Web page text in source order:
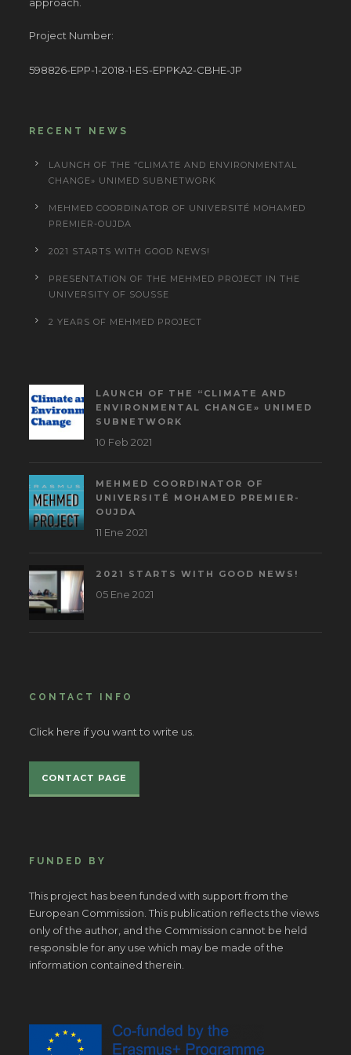
Project Number:
598826-EPP-1-2018-1-ES-EPPKA2-CBHE-JP
RECENT NEWS
LAUNCH OF THE “CLIMATE AND ENVIRONMENTAL
CHANGE» UNIMED SUBNETWORK
MEHMED COORDINATOR OF UNIVERSITÉ MOHAMED
PREMIER-OUJDA
2021 STARTS WITH GOOD NEWS!
PRESENTATION OF THE MEHMED PROJECT IN THE
UNIVERSITY OF SOUSSE
2 YEARS OF MEHMED PROJECT
LAUNCH OF THE “CLIMATE AND
ENVIRONMENTAL CHANGE» UNIMED
SUBNETWORK
10 Feb 2021
MEHMED COORDINATOR OF
UNIVERSITÉ MOHAMED PREMIER-
OUJDA
11 Ene 2021
2021 STARTS WITH GOOD NEWS!
05 Ene 2021
CONTACT INFO
Click here if you want to write us.
CONTACT PAGE
FUNDED BY
This project has been funded with support from the
European Commission. This publication reflects the views
only of the author, and the Commission cannot be held
responsible for any use which may be made of the
information contained therein.